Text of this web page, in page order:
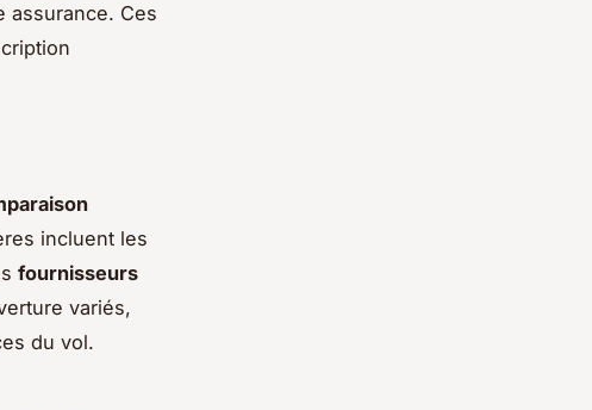
assurance. Ces
incluent les
fournisseurs
variés,
du vol.